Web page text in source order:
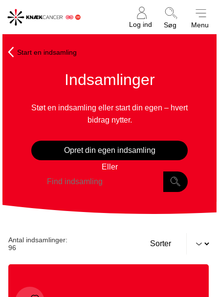
Knæk
Log ind Søg Menu
Start en indsamling
Indsamlinger
Støt en indsamling eller start din egen – hvert
bidrag nytter.
Opret din egen indsamling
Eller
indsamling
Antal indsamlinger:
96